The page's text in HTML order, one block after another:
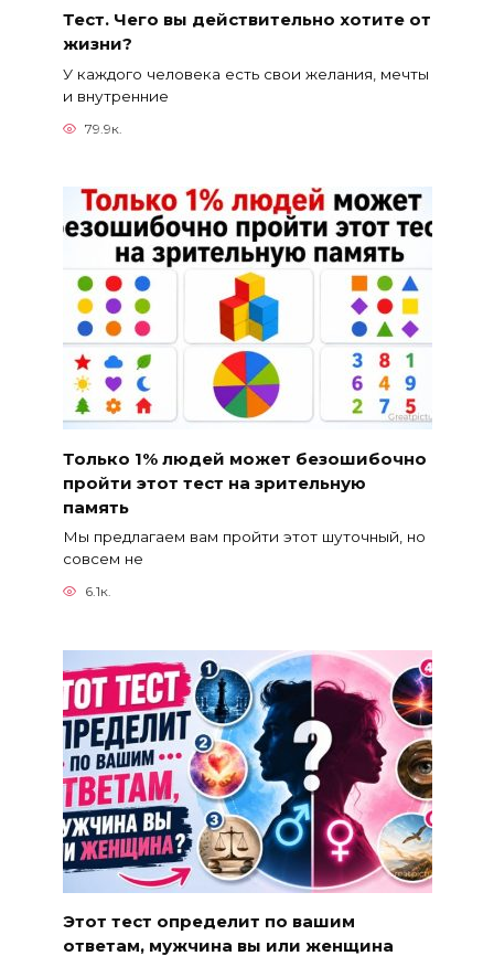
Тест. Чего вы действительно хотите от
жизни?
У каждого человека есть свои желания, мечты
и внутренние
79.9к.
Только 1% людей может безошибочно
пройти этот тест на зрительную
память
Мы предлагаем вам пройти этот шуточный, но
совсем не
6.1к.
Этот тест определит по вашим
ответам, мужчина вы или женщина